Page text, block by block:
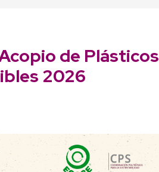
de Plásticos
2026